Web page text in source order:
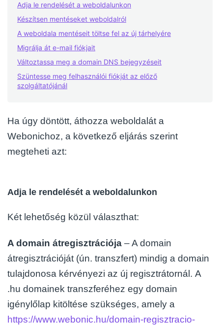
Adja le rendelését a weboldalunkon
Készítsen mentéseket weboldalról
A weboldala mentéseit töltse fel az új tárhelyére
Migrálja át e-mail fiókjait
Változtassa meg a domain DNS bejegyzéseit
Szüntesse meg felhasználói fiókját az előző
szolgáltatójánál
Ha úgy döntött, áthozza weboldalát a
Webonichoz, a következő eljárás szerint
megteheti azt:
Adja le rendelését a weboldalunkon
Két lehetőség közül választhat:
A domain átregisztrációja – A domain
átregisztrációját (ún. transzfert) mindig a domain
tulajdonosa kérvényezi az új regisztrátornál. A
.hu domainek transzferéhez egy domain
igénylőlap kitöltése szükséges, amely a
https://www.webonic.hu/domain-regisztracio-